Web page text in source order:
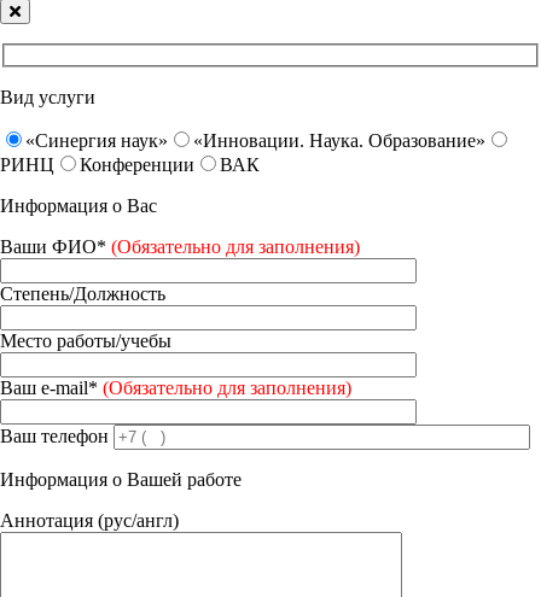
Вид услуги
«Синергия наук»
«Инновации. Наука. Образование»
РИНЦ
Конференции
ВАК
Информация о Вас
Ваши ФИО* (Обязательно для заполнения)
Степень/Должность
Место работы/учебы
Ваш e-mail* (Обязательно для заполнения)
Ваш телефон
Информация о Вашей работе
Аннотация (рус/англ)